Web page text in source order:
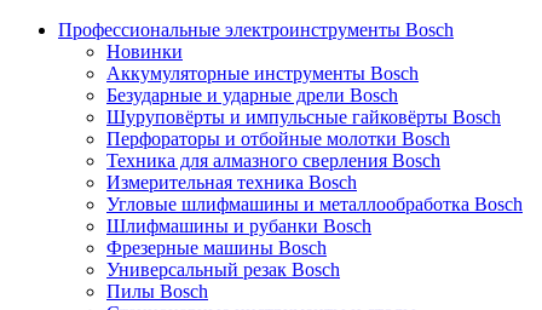
Профессиональные электроинструменты Bosch
Новинки
Аккумуляторные инструменты Bosch
Безударные и ударные дрели Bosch
Шуруповёрты и импульсные гайковёрты Bosch
Перфораторы и отбойные молотки Bosch
Техника для алмазного сверления Bosch
Измерительная техника Bosch
Угловые шлифмашины и металлообработка Bosch
Шлифмашины и рубанки Bosch
Фрезерные машины Bosch
Универсальный резак Bosch
Пилы Bosch